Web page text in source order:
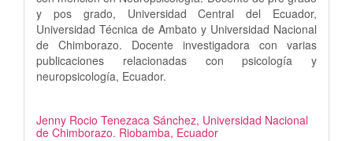
y pos grado, Universidad Central del Ecuador,
Universidad Técnica de Ambato y Universidad Nacional
de Chimborazo. Docente investigadora con varias
publicaciones relacionadas con psicología y
neuropsicología, Ecuador.
Jenny Rocio Tenezaca Sánchez, Universidad Nacional
de Chimborazo. Riobamba, Ecuador